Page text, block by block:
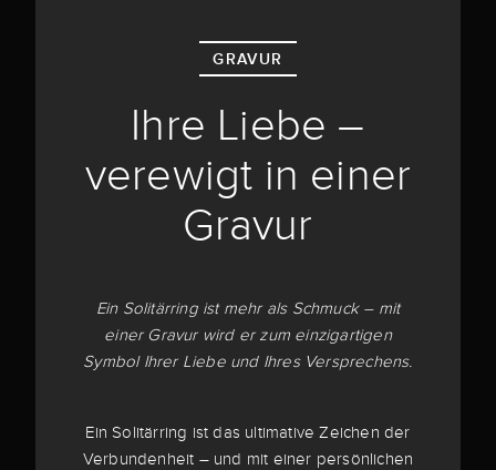
GRAVUR
Ihre Liebe –
verewigt in einer
Gravur
Ein Solitärring ist mehr als Schmuck – mit
einer Gravur wird er zum einzigartigen
Symbol Ihrer Liebe und Ihres Versprechens.
Ein Solitärring ist das ultimative Zeichen der
Verbundenheit – und mit einer persönlichen